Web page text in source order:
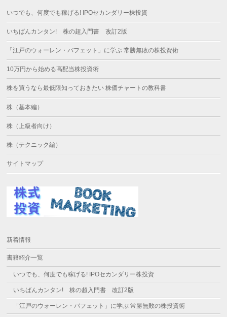
いつでも、何度でも稼げる! IPOセカンダリー株投資
いちばんカンタン! 株の超入門書 改訂2版
「江戸のウォーレン・バフェット」に学ぶ 常勝無敗の株投資術
10万円から始める高配当株投資術
株を買うなら最低限知っておきたい 株価チャートの教科書
株（基本編）
株（上級者向け）
株（テクニック編）
サイトマップ
新着情報
書籍紹介一覧
いつでも、何度でも稼げる! IPOセカンダリー株投資
いちばんカンタン! 株の超入門書 改訂2版
「江戸のウォーレン・バフェット」に学ぶ 常勝無敗の株投資術